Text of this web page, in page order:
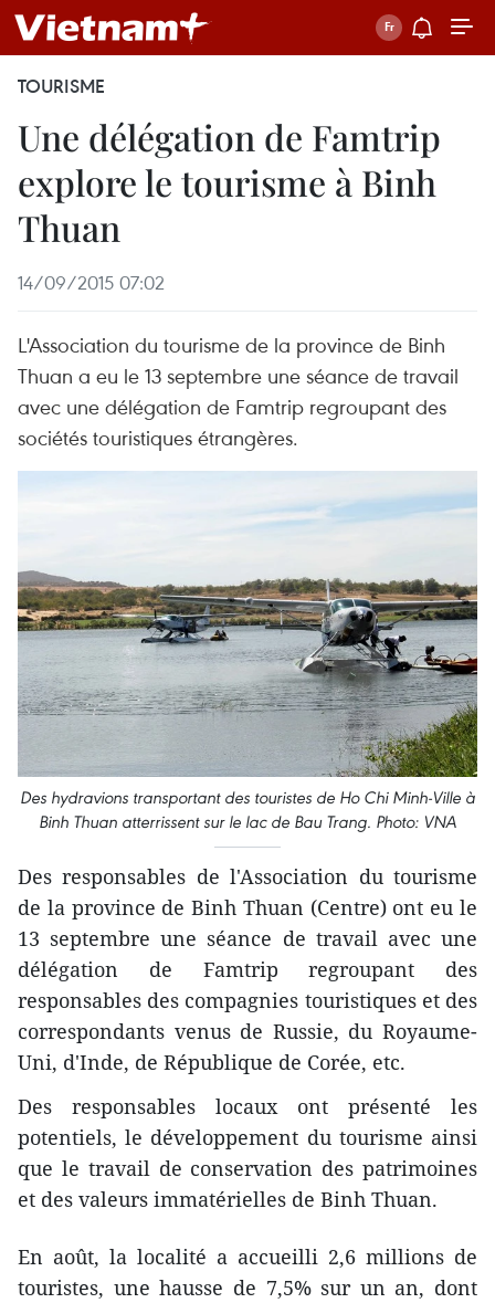
TOURISME
Une délégation de Famtrip
explore le tourisme à Binh
Thuan
14/09/2015 07:02
L'Association du tourisme de la province de Binh
Thuan a eu le 13 septembre une séance de travail
avec une délégation de Famtrip regroupant des
sociétés touristiques étrangères.
Des hydravions transportant des ​touristes de Ho Chi Minh-Ville à
Binh Thuan atterrissent sur le lac de Bau Trang. Photo: VNA
Des responsables de l'Association du tourisme
de la province de Binh Thuan (Centre) ont eu le
13 septembre une séance de travail avec une
délégation de Famtrip regroupant des
responsables des compagnies touristiques et des
correspondants venus de Russie, du Royaume-
Uni, d'Inde, de République de Corée, etc.
Des responsables ​locaux ont présenté les
potentiels, le développement du tourisme ainsi
que le travail de conservation des patrimoines
et des valeurs immatérielles de Binh Thuan.
En août, la localité a accueilli 2,6 millions de
touristes, une hausse de 7,5% sur un an, dont